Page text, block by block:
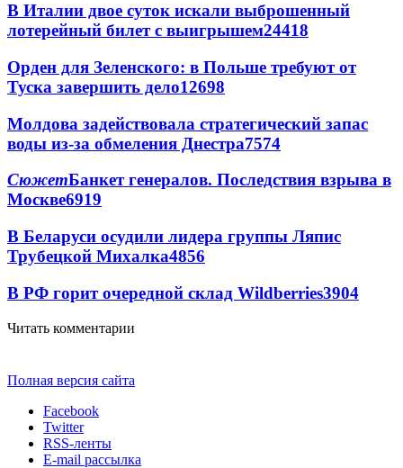
В Италии двое суток искали выброшенный
лотерейный билет с выигрышем24418
Орден для Зеленского: в Польше требуют от
Туска завершить дело12698
Молдова задействовала стратегический запас
воды из-за обмеления Днестра7574
СюжетБанкет генералов. Последствия взрыва в
Москве6919
В Беларуси осудили лидера группы Ляпис
Трубецкой Михалка4856
В РФ горит очередной склад Wildberries3904
Читать комментарии
Полная версия сайта
Facebook
Twitter
RSS-ленты
E-mail рассылка